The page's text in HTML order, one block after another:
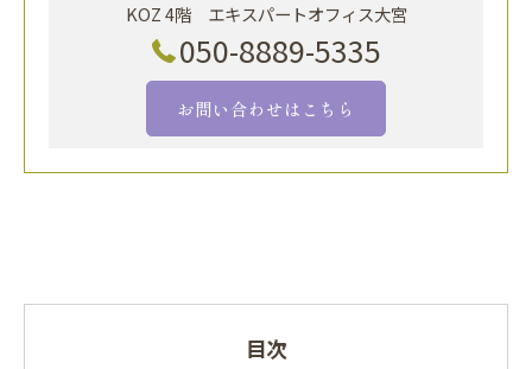
KOZ 4階 エキスパートオフィス大宮
050-8889-5335
お問い合わせはこちら
目次